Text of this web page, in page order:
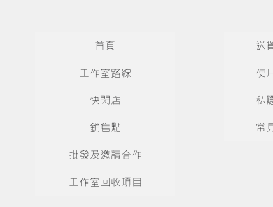
首頁
工作室路線
快閃店
銷售點
批發及邀請合作
工作室回收項目
送
使
私
常